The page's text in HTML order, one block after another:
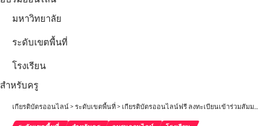
มหาวิทยาลัย
ระดับเขตพื้นที่
โรงเรียน
สำหรับครู
เกียรติบัตรออนไลน์> ระดับเขตพื้นที่> เกียรติบัตรออนไลน์ฟรี ลงทะเบียนเข้าร่วมสัมมนาเชิงวิชาการออนไลน์ในหัวข้อ Coding & AI ห้องเรียนวิทย์พลังสิบ และ STEAM ตามแนวคิด BCG Model